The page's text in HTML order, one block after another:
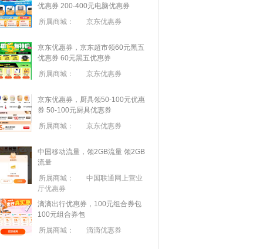
优惠券 200-400元电脑优惠券
所属商城：
京东优惠券
京东优惠券，京东超市领60元黑五
优惠券 60元黑五优惠券
所属商城：
京东优惠券
京东优惠券，厨具领50-100元优惠
券 50-100元厨具优惠券
所属商城：
京东优惠券
中国移动流量，领2GB流量 领2GB
流量
所属商城：
中国联通网上营业
厅优惠券
滴滴出行优惠券，100元组合券包
100元组合券包
所属商城：
滴滴优惠券